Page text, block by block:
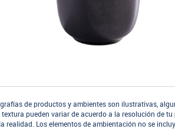
de productos y ambientes son ilustrativas,
textura pueden variar de acuerdo a la resolución de
realidad. Los elementos de ambientación no se